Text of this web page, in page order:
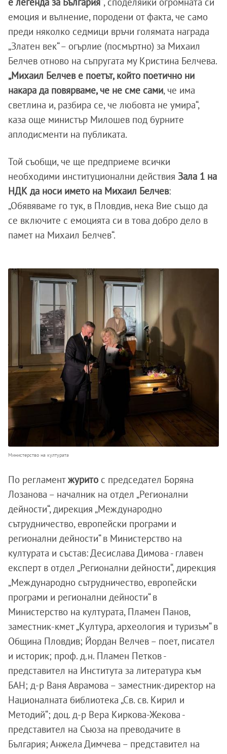
емоция и вълнение, породени от факта, че само
преди няколко седмици връчи голямата награда
„Златен век“ – огърлие (посмъртно) за Михаил
Белчев отново на съпругата му Кристина Белчева.
„Михаил Белчев е поетът, който поетично ни
накара да повярваме, че не сме сами, че има
светлина и, разбира се, че любовта не умира“,
каза още министър Милошев под бурните
аплодисменти на публиката.
Той съобщи, че ще предприеме всички
необходими институционални действия Зала 1 на
НДК да носи името на Михаил Белчев:
„Обявяваме го тук, в Пловдив, нека Вие също да
се включите с емоцията си в това добро дело в
памет на Михаил Белчев“.
Министерство на културата
По регламентжурито с председател Боряна
Лозанова – началник на отдел „Регионални
дейности“, дирекция „Международно
сътрудничество, европейски програми и
регионални дейности“ в Министерство на
културата и състав: Десислава Димова - главен
експерт в отдел „Регионални дейности“, дирекция
„Международно сътрудничество, европейски
програми и регионални дейности“ в
Министерство на културата, Пламен Панов,
заместник-кмет „Култура, археология и туризъм“ в
Община Пловдив; Йордан Велчев – поет, писател
и историк; проф. д.н. Пламен Петков -
представител на Института за литература към
БАН; д-р Ваня Аврамова – заместник-директор на
Националната библиотека „Св. св. Кирил и
Методий“; доц. д-р Вера Киркова-Жекова -
представител на Съюза на преводачите в
България; Анжела Димчева – представител на